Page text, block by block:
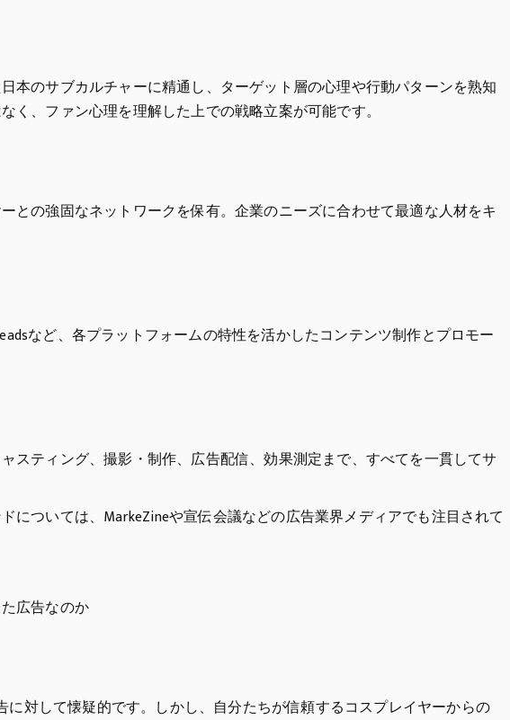
本のサブカルチャーに精通し、ターゲット層の心理や行動パターンを熟知
く、ファン心理を理解した上での戦略立案が可能です。
との強固なネットワークを保有。企業のニーズに合わせて最適な人材をキ
など、各プラットフォームの特性を活かしたコンテンツ制作とプロモー
スティング、撮影・制作、広告配信、効果測定まで、すべてを一貫してサ
については、MarkeZineや宣伝会議などの広告業界メディアでも注目されて
広告なのか
に対して懐疑的です。しかし、自分たちが信頼するコスプレイヤーからの